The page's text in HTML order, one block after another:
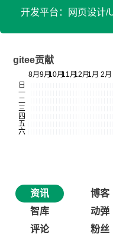
开发平台：网页设计/
gitee贡献
资讯 博客
智库
动弹
评论
粉丝